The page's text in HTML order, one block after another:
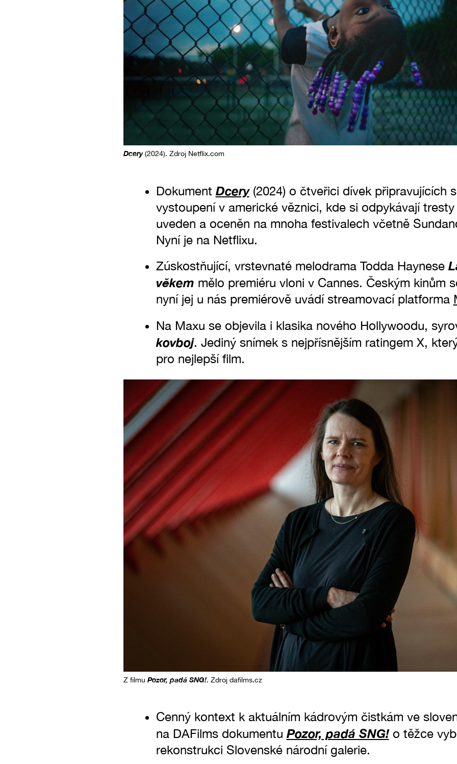
Dcery(2024). Zdroj Netflix.com
Dokument Dcery (2024) o čtveřici dívek připravujících
vystoupení v americké věznici, kde si odpykávají
uveden a oceněn na mnoha festivalech včetně
Nyní je na Netflixu.
Zúskostňující, vrstevnaté melodrama Todda Haynese
věkem mělo premiéru vloni v Cannes. Českým kinům
nyní jej u nás premiérově uvádí streamovací platforma
Na Maxu se objevila i klasika nového Hollywoodu,
kovboj. Jediný snímek s nejpřísnějším ratingem X,
pro nejlepší film.
Z filmu Pozor, padá SNG!. Zdroj dafilms.cz
Cenný kontext k aktuálním kádrovým čistkám ve
na DAFilms dokumentu Pozor, padá SNG!o těžce
rekonstrukci Slovenské národní galerie.